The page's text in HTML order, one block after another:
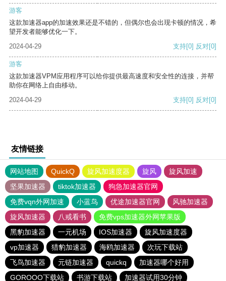
游客
这款加速器app的加速效果还是不错的，但偶尔也会出现卡顿的情况，希
望开发者能够优化一下。
2024-04-29
支持[0] 反对[0]
游客
这款加速器VPM应用程序可以给你提供最高速度和安全性的连接，并帮
助你在网络上自由移动。
2024-04-29
支持[0] 反对[0]
友情链接
网站地图 QuickQ 旋风加速度器 旋风
旋风加速
坚果加速器
tiktok加速器
狗急加速器官网
免费vqn外网加速
小蓝鸟 优途加速器官网
风驰加速器
旋风加速器
八戒看书
免费vps加速器外网苹果版
黑豹加速器
一元机场 IOS加速器
旋风加速度器
vp加速器
猎豹加速器 海鸥加速器
次玩下载站
飞鸟加速器
元链加速器 quickq
加速器哪个好用
GOROOO下载站
书游下载站 加速器试用30分钟